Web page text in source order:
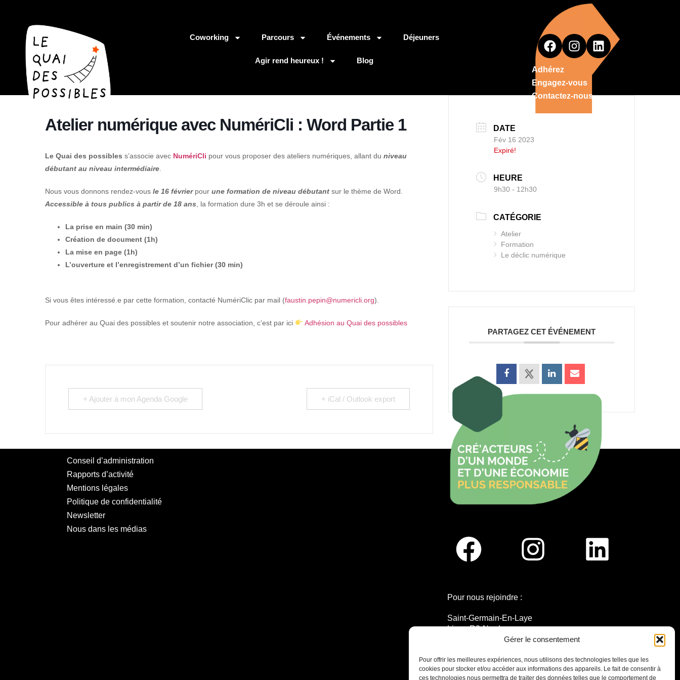
Gérer le consentement
Pour offrir les meilleures expériences, nous utilisons des technologies telles que les
cookies pour stocker et/ou accéder aux informations des appareils. Le fait de consentir à
ces technologies nous permettra de traiter des données telles que le comportement de
Coworking Parcours Événements Déjeuners
Agir rend heureux !
Blog
Adhérez
Engagez-vous
Contactez-nous
Atelier numérique avec NumériCli : Word Partie 1
Le Quai des possibles s’associe avec NumériCli pour vous proposer des ateliers numériques, allant du niveau
débutant au niveau intermédiaire
Nous vous donnons rendez-vous le 16 février pour une formation de niveau débutant sur le thème de Word.
Accessible à tous publics à partir de 18 ans , la formation dure 3h et se déroule ainsi :
La prise en main (30 min)
Création de document (1h)
La mise en page (1h)
L’ouverture et l’enregistrement d’un fichier (30 min)
Si vous êtes intéressé.e par cette formation, contacté NumériClic par mail (faustin.pepin@numericli.org).
Pour adhérer au Quai des possibles et soutenir notre association, c’est par ici Adhésion au Quai des possibles
+ Ajouter à mon Agenda Google + iCal / Outlook export
DATE
Fév 16 2023
Expiré!
HEURE
9h30 - 12h30
CATÉGORIE
Atelier
Formation
Le déclic numérique
PARTAGEZ CET ÉVÉNEMENT
Conseil d’administration
Rapports d’activité
Mentions légales
Politique de confidentialité
Newsletter
Nous dans les médias
Pour nous rejoindre :
Saint-Germain-En-Laye
Ligne R2-Nord